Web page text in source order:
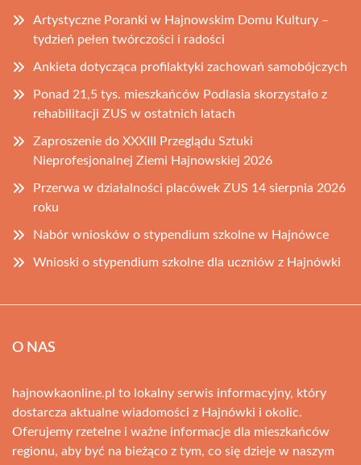
Artystyczne Poranki w Hajnowskim Domu Kultury –
tydzień pełen twórczości i radości
Ankieta dotycząca profilaktyki zachowań samobójczych
Ponad 21,5 tys. mieszkańców Podlasia skorzystało z
rehabilitacji ZUS w ostatnich latach
Zaproszenie do XXXIII Przeglądu Sztuki
Nieprofesjonalnej Ziemi Hajnowskiej 2026
Przerwa w działalności placówek ZUS 14 sierpnia 2026
roku
Nabór wniosków o stypendium szkolne w Hajnówce
Wnioski o stypendium szkolne dla uczniów z Hajnówki
O NAS
hajnowkaonline.pl to lokalny serwis informacyjny, który
dostarcza aktualne wiadomości z Hajnówki i okolic.
Oferujemy rzetelne i ważne informacje dla mieszkańców
regionu, aby być na bieżąco z tym, co się dzieje w naszym